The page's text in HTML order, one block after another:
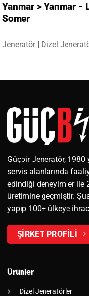
Jeneratör | Dizel
Yanmar > Yanmar -
Somer
Güçbir Jeneratör, 1980
servis alanlarında
edindiği deneyimler ile
üretimine geçmiştir.
yapıp 100+ ülkeye
ŞİRKET PROFİLİ
Ürünler
Dizel Jeneratörler